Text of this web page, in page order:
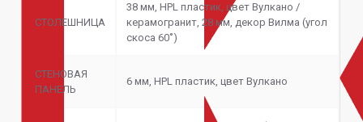
СТОЛЕШНИЦА
38 мм, HPL пластик, цвет Вулкано /
керамогранит, 28 мм, декор Вилма (угол
скоса 60˚)
СТЕНОВАЯ
ПАНЕЛЬ
6 мм, HPL пластик, цвет Вулкано